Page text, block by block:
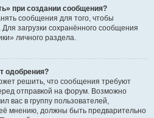
при создании сообщения?
сообщения для того, чтобы
загрузки сохранённого сообщения
личного раздела.
одобрения?
решить, что сообщения требуют
отправкой на форум. Возможно
вас в группу пользователей,
мнению, должны быть предварительно